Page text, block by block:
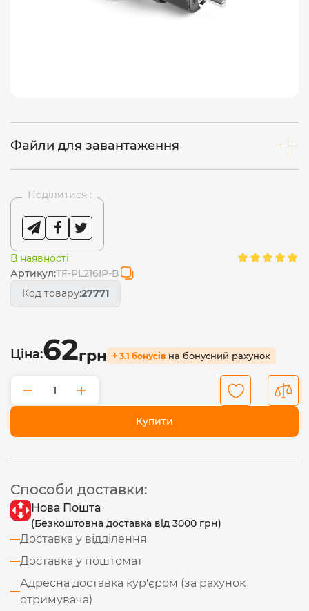
Файли для завантаження
Поділитися :
В наявності
Артикул:ТF-PL216IP-B
Код товару:27771
Ціна:62грн + 3.1 бонусів на бонусний рахунок
− +
Купити
Способи доставки:
Нова Пошта
(Безкоштовна доставка від 3000 грн)
Доставка у відділення
Доставка у поштомат
Адресна доставка кур'єром (за рахунок
отримувача)